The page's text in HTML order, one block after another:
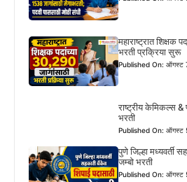
महाराष्ट्रात शिक्षक
भरती प्रक्रिया सुरू
Published On: ऑगस्ट
राष्ट्रीय केमिकल्स &
भरती
Published On: ऑगस्ट
पुणे जिल्हा मध्यवर्ती
जम्बो भरती
Published On: ऑगस्ट